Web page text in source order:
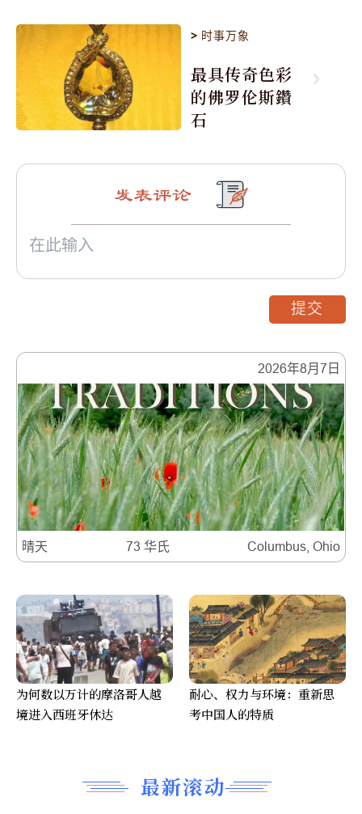
> 时事万象
最具传奇色彩
的佛罗伦斯鑽
石
2026年8月7日
晴天 73 华氏 Columbus, Ohio
最新滚动
发表评论
提交
为何数以万计的摩洛哥人越
境进入西班牙休达
耐心、权力与环境：重新思
考中国人的特质